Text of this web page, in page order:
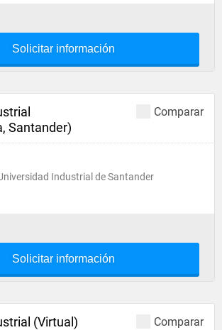
Solicitar información
Comparar
Santander)
Industrial de Santander
Solicitar información
Comparar
(Virtual)